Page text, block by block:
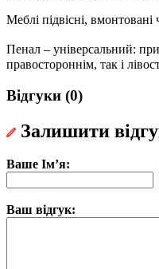
Меблі підвісні, вмонтовані
Пенал – універсальний:
правостороннім, так і
Відгуки (0)
Залишити
Ваше Ім’я:
Ваш відгук: